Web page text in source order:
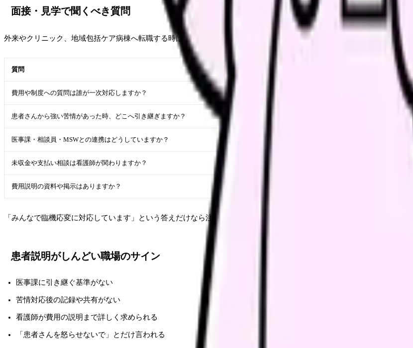
面接・見学で聞くべき質問
外来やクリニック、地域包括ケア病棟へ転職する時は、次を確認してください。
質問
費用や制度への質問は誰が一次対応しますか？
患者さんから強い苦情があった時、どこへ引き継ぎますか？
医事課・相談員・MSWとの連携はどうしていますか？
未収金や支払い相談は看護師が関わりますか？
費用説明の資料や掲示はありますか？
「みんなで臨機応変に対応しています」という答えだけなら注意が必要です。臨機応変は便利な言葉ですが、実際には一
患者説明がしんどい職場のサイン
医事課に引き継ぐ基準がない
苦情対応後の記録や共有がない
看護師が費用の説明まで詳しく求められる
「患者さんを怒らせないで」とだけ言われる